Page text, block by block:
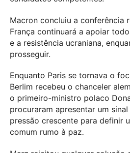
Macron concluiu a conferência
França continuará a apoiar
e a resistência ucraniana,
prosseguir.
Enquanto Paris se tornava o
Berlim recebeu o chanceler
o primeiro-ministro polaco
procuraram apresentar um
pressão crescente para definir
comum rumo à paz.